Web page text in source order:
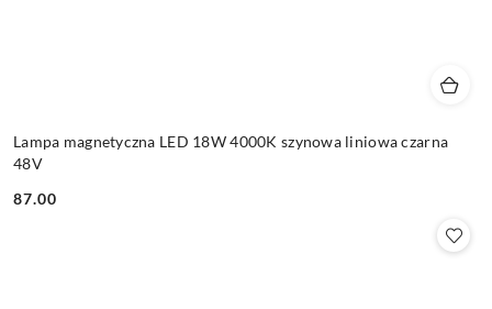
Lampa magnetyczna LED 18W 4000K szynowa liniowa czarna
48V
Cena:
87.00